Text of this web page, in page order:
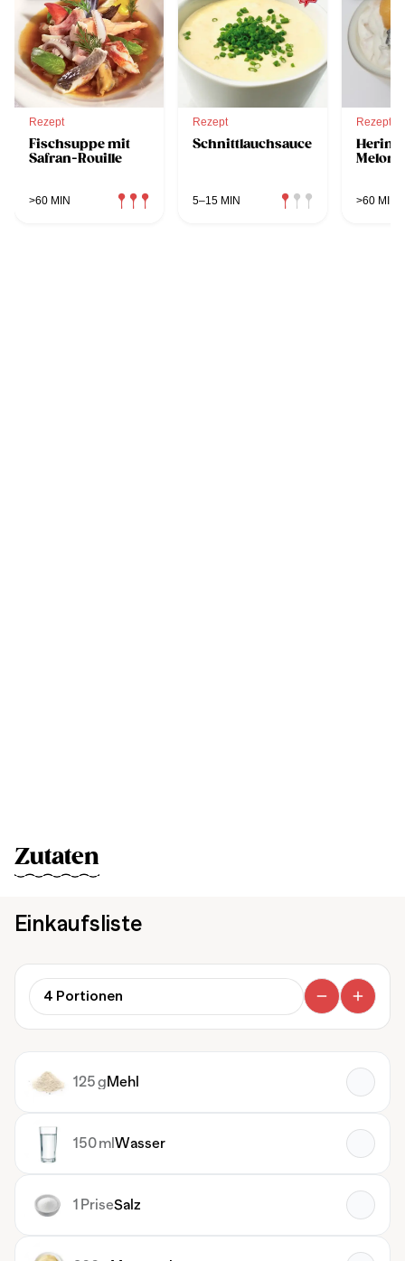
Rezept
Fischsuppe mit
Safran-Rouille
>60 MIN
Rezept
Schnittlauchsauce
5–15 MIN
Rezept
Melone
>60 MIN
Zutaten